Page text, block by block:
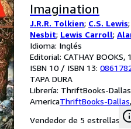
Imagination
J.R.R. Tolkien; C.S. Lewis;
Nesbit; Lewis Carroll;
Idioma: Inglés
Editorial: CATHAY BOOKS,
ISBN 10 / ISBN 13:
TAPA DURA
Librería: ThriftBooks-
AmericaThriftBooks-Dallas,
Vendedor de 5 estrellas